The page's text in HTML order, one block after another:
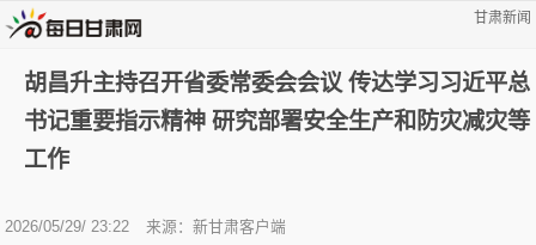
甘肃新闻
胡昌升主持召开省委常委会会议 传达学习习近平总
书记重要指示精神 研究部署安全生产和防灾减灾等
工作
2026/05/29/ 23:22 来源：新甘肃客户端